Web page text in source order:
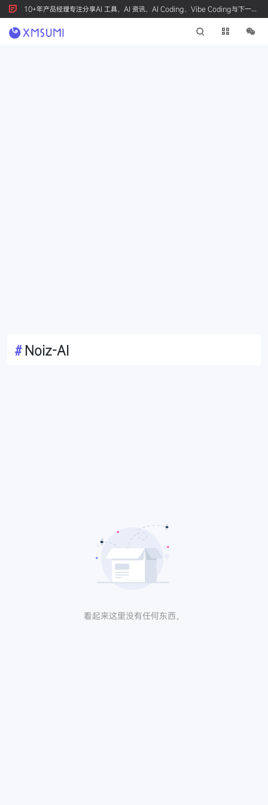
10+年产品经理专注分享AI 工具、AI 资讯、AI Coding、Vibe Coding与下一代
产品创新，按 Ctrl+D 收藏我们
# Noiz-AI
看起来这里没有任何东西。